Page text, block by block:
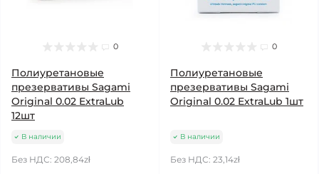
0
Полиуретановые
презервативы Sagami
Original 0.02 ExtraLub
12шт
В наличии
Без НДС: 208,84zł
0
Полиуретановые
презервативы Sagami
Original 0.02 ExtraLub 1шт
В наличии
Без НДС: 23,14zł